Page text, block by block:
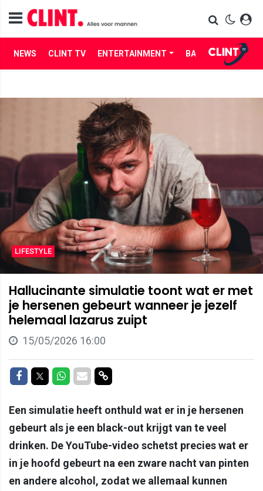
NEWS CLINT TV ENTERTAINMENT BABES LIFE
LIFESTYLE
Hallucinante simulatie toont wat er met
je hersenen gebeurt wanneer je jezelf
helemaal lazarus zuipt
15/05/2026 16:00
Delen op Facebook
Delen op Twitter
Delen op Whatsapp
Delen via Mail
Delen via link
Een simulatie heeft onthuld wat er in je hersenen
gebeurt als je een black-out krijgt van te veel
drinken. De YouTube-video schetst precies wat er
in je hoofd gebeurt na een zware nacht van pinten
en andere alcohol, zodat we allemaal kunnen